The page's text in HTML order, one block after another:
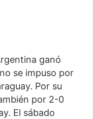
ganó
se impuso por
Por su
por 2-0
El sábado